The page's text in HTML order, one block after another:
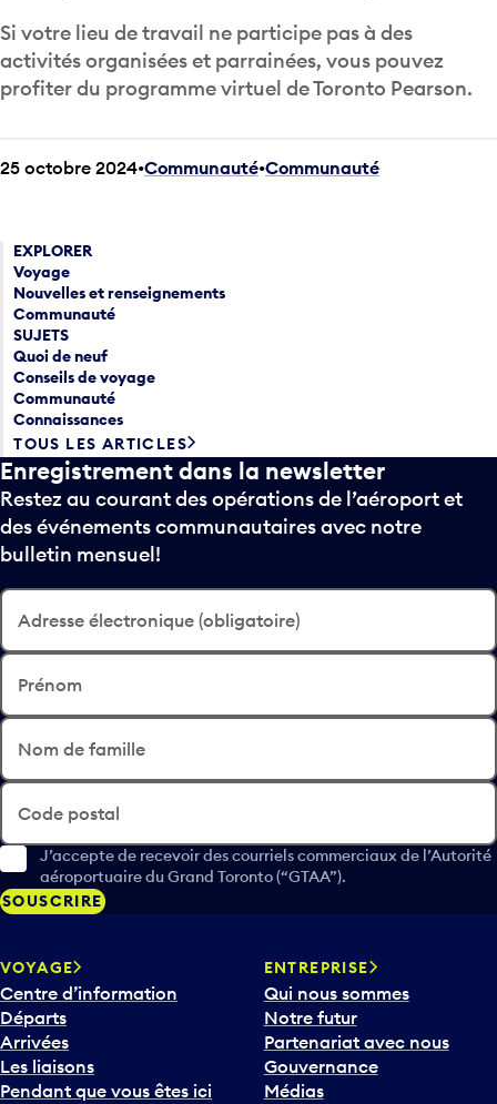
Si votre lieu de travail ne participe pas à des
activités organisées et parrainées, vous pouvez
profiter du programme virtuel de Toronto Pearson.
25 octobre 2024 Communauté•Communauté
EXPLORER
Voyage
Nouvelles et renseignements
Communauté
SUJETS
Quoi de neuf
Conseils de voyage
Communauté
Connaissances
TOUS LES ARTICLES
Enregistrement dans la newsletter
Restez au courant des opérations de l’aéroport et
des événements communautaires avec notre
bulletin mensuel!
Adresse électronique (obligatoire)
Prénom
Nom de famille
Code postal
J’accepte de recevoir des courriels commerciaux de l’Autorité
aéroportuaire du Grand Toronto (“GTAA”).
SOUSCRIRE
VOYAGE
Centre d’information
Départs
Arrivées
Les liaisons
Pendant que vous êtes ici
ENTREPRISE
Qui nous sommes
Notre futur
Partenariat avec nous
Gouvernance
Médias